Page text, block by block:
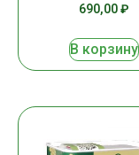
690,00₽
В корзину